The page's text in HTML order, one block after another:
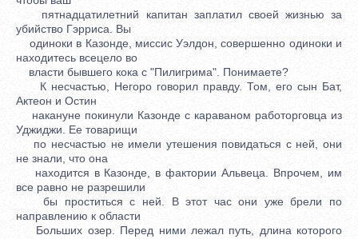
пятнадцатилетний капитан заплатил своей жизнью за
убийство Гэрриса. Вы
одиноки в Казонде, миссис Уэлдон, совершенно одиноки и
находитесь всецело во
власти бывшего кока с "Пилигрима". Понимаете?
К несчастью, Негоро говорил правду. Том, его сын Бат,
Актеон и Остин
накануне покинули Казонде с караваном работорговца из
Уджиджи. Ее товарищи
по несчастью не имели утешения повидаться с ней, они
не знали, что она
находится в Казонде, в фактории Альвеца. Впрочем, им
все равно не разрешили
бы проститься с ней. В этот час они уже брели по
направлению к области
Больших озер. Перед ними лежал путь, длина которого